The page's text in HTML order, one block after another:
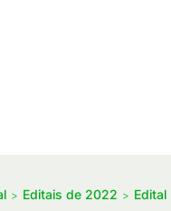
Editais de 2022